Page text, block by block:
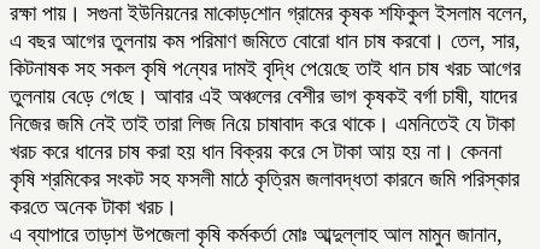
রক্ষা পায়। সগুনা ইউনিয়নের মা‌কোড়‌শোন গ্রামের কৃষক শফিকুল ইসলাম বলেন,
এ বছর আগের তুলনায় কম পরিমাণ জমিতে বোরো ধান চাষ করবো। তেল, সার,
কিটনাষক সহ সকল কৃ‌ষি প‌ন্যের দামই বৃদ্ধি পে‌য়ে‌ছে তাই ধান চাষ‌ খরচ আ‌গের
তুলনায় বে‌ড়ে গে‌ছে। আবার এই অঞ্চলের বেশীর ভাগ কৃষকই বর্গা চাষী, যাদের
নিজের জমি নেই তাই তারা লিজ নি‌য়ে চাষাবাদ ক‌রে থাকে। এমনিতেই যে টাকা
খরচ করে ধানের চাষ করা হয় ধান বিক্রয় করে সে টাকা আয় হয় না। কেননা
কৃষি শ্রমিকের সংকট সহ ফসলী মাঠে কৃত্রিম জলাবদ্ধতা কারনে জমি পরিস্কার
কর‌তে অ‌নেক টাকা খরচ।
এ ব্যাপারে তাড়াশ উপজেলা কৃষি কর্মকর্তা মোঃ আব্দুল্লাহ আল মামুন জানান,